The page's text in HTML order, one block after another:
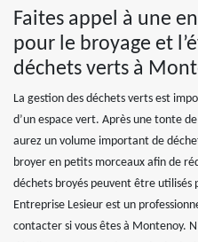
Faites appel à une
pour le broyage et
déchets verts à
La gestion des déchets verts est
d’un espace vert. Après une tonte
aurez un volume important de
broyer en petits morceaux afin de
déchets broyés peuvent être
Entreprise Lesieur est un
contacter si vous êtes à Montenoy.